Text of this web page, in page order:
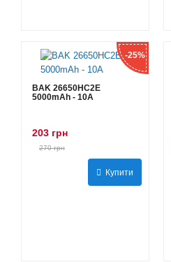
-25%
BAK 26650HC2E
5000mAh - 10А
203 грн
270 грн
Купити